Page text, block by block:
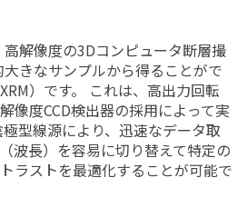
解像度の3Dコンピュータ断層撮
きなサンプルから得ることがで
）です。 これは、高出力回転
像度CCD検出器の採用によって実
型線源により、迅速なデータ取
波長）を容易に切り替えて特定の
ラストを最適化することが可能で